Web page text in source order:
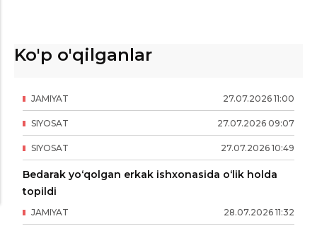
Ko'p o'qilganlar
27.07.2026 11:00
JAMIYAT
27.07.2026 09:07
SIYOSAT
27.07.2026 10:49
SIYOSAT
Bedarak yo‘qolgan erkak ishxonasida o‘lik holda
topildi
28.07.2026 11:32
JAMIYAT